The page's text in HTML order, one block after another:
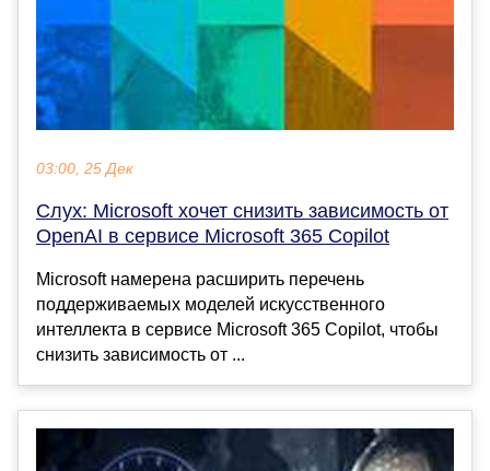
03:00, 25 Дек
Слух: Microsoft хочет снизить зависимость от
OpenAI в сервисе Microsoft 365 Copilot
Microsoft намерена расширить перечень
поддерживаемых моделей искусственного
интеллекта в сервисе Microsoft 365 Copilot, чтобы
снизить зависимость от ...